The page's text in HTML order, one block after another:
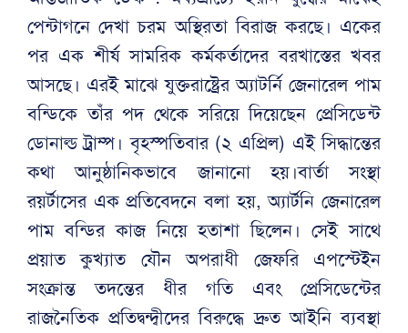
পেন্টাগনে দেখা চরম অস্থিরতা বিরাজ করছে। একের
পর এক শীর্ষ সামরিক কর্মকর্তাদের বরখাস্তের খবর
আসছে। এরই মাঝে যুক্তরাষ্ট্রের অ্যাটর্নি জেনারেল পাম
বন্ডিকে তাঁর পদ থেকে সরিয়ে দিয়েছেন প্রেসিডেন্ট
ডোনাল্ড ট্রাম্প। বৃহস্পতিবার (২ এপ্রিল) এই সিদ্ধান্তের
কথা আনুষ্ঠানিকভাবে জানানো হয়।বার্তা সংস্থা
রয়র্টাসের এক প্রতিবেদনে বলা হয়, অ্যার্টনি জেনারেল
পাম বন্ডির কাজ নিয়ে হতাশা ছিলেন। সেই সাথে
প্রয়াত কুখ্যাত যৌন অপরাধী জেফরি এপস্টেইন
সংক্রান্ত তদন্তের ধীর গতি এবং প্রেসিডেন্টের
রাজনৈতিক প্রতিদ্বন্দ্বীদের বিরুদ্ধে দ্রুত আইনি ব্যবস্থা